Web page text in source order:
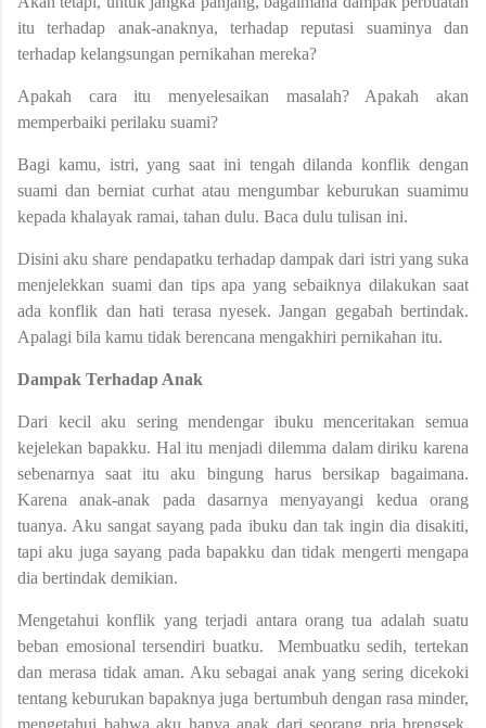
itu terhadap anak-anaknya, terhadap reputasi suaminya dan
terhadap kelangsungan pernikahan mereka?
Apakah cara itu menyelesaikan masalah? Apakah akan
memperbaiki perilaku suami?
Bagi kamu, istri, yang saat ini tengah dilanda konflik dengan
suami dan berniat curhat atau mengumbar keburukan suamimu
kepada khalayak ramai, tahan dulu. Baca dulu tulisan ini.
Disini aku share pendapatku terhadap dampak dari istri yang suka
menjelekkan suami dan tips apa yang sebaiknya dilakukan saat
ada konflik dan hati terasa nyesek. Jangan gegabah bertindak.
Apalagi bila kamu tidak berencana mengakhiri pernikahan itu.
Dampak Terhadap Anak
Dari kecil aku sering mendengar ibuku menceritakan semua
kejelekan bapakku. Hal itu menjadi dilemma dalam diriku karena
sebenarnya saat itu aku bingung harus bersikap bagaimana.
Karena anak-anak pada dasarnya menyayangi kedua orang
tuanya. Aku sangat sayang pada ibuku dan tak ingin dia disakiti,
tapi aku juga sayang pada bapakku dan tidak mengerti mengapa
dia bertindak demikian.
Mengetahui konflik yang terjadi antara orang tua adalah suatu
beban emosional tersendiri buatku.
Membuatku sedih, tertekan
dan merasa tidak aman. Aku sebagai anak yang sering dicekoki
tentang keburukan bapaknya juga bertumbuh dengan rasa minder,
mengetahui bahwa aku hanya anak dari seorang pria brengsek.